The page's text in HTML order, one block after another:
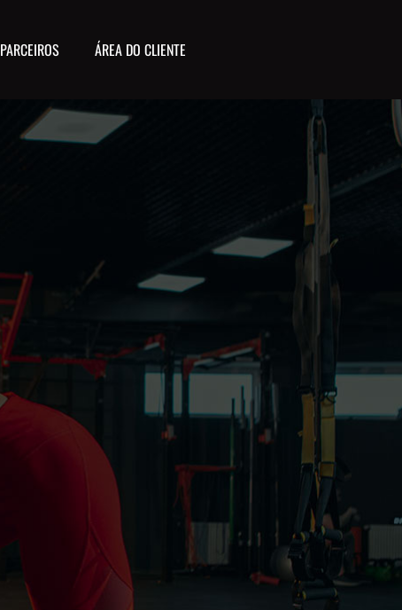
PARCEIROS ÁREA DO CLIENTE